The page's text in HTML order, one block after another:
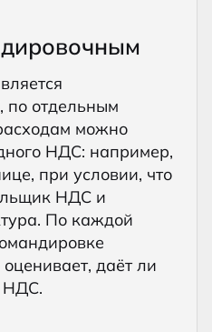
отдельным
можно
НДС: например,
при условии, что
НДС и
По каждой
даёт ли
НДС.